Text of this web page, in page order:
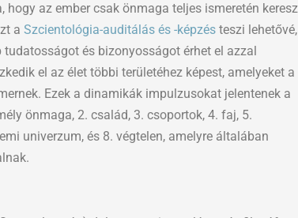
az ember csak önmaga teljes ismeretén
a Szcientológia-auditálás és -képzésteszi lehetővé,
és bizonyosságot érhet el azzal
el az élet többi területéhez képest, amelyeket a
Ezek a dinamikák impulzusokat jelentenek a
önmaga, 2. család, 3. csoportok, 4. faj, 5.
univerzum, és 8. végtelen, amelyre általában